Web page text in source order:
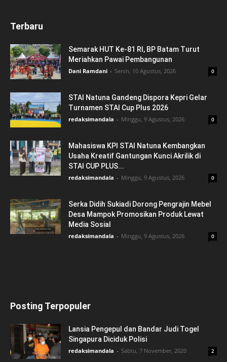
Terbaru
Semarak HUT Ke-81 RI, BP Batam Turut
Meriahkan Pawai Pembangunan
Dani Ramdani - Senin, 10 Agustus, 2026 0
STAI Natuna Gandeng Dispora Kepri Gelar
Turnamen STAI Cup Plus 2026
redaksimandala - Minggu, 9 Agustus, 2026 0
Mahasiswa KPI STAI Natuna Kembangkan
Usaha Kreatif Gantungan Kunci Akrilik di
STAI CUP PLUS...
redaksimandala - Minggu, 9 Agustus, 2026 0
Serka Didih Sukiadi Dorong Pengrajin Mebel
Desa Mampok Promosikan Produk Lewat
Media Sosial
redaksimandala - Minggu, 9 Agustus, 2026 0
Posting Terpopuler
Lansia Pengepul dan Bandar Judi Togel
Singapura Diciduk Polisi
redaksimandala - Sabtu, 7 November, 2020 2